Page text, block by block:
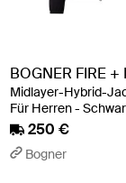
BOGNER FIRE +
Midlayer-Hybrid-
Für Herren -
250 €
Bogner